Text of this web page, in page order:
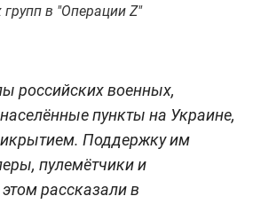
в "Операции Z"
российских военных,
пункты на Украине,
Поддержку им
пулемётчики и
рассказали в